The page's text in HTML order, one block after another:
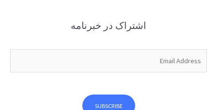
اشتراک در خبرنامه
SUBSCRIBE